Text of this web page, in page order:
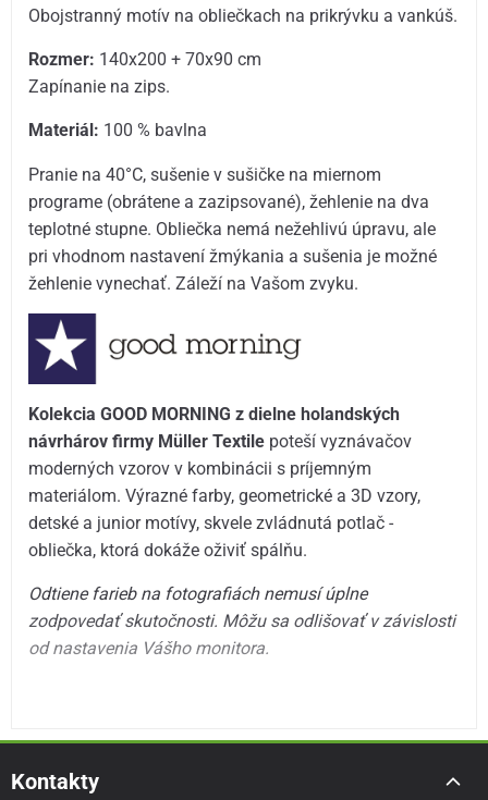
Obojstranný motív na obliečkach na prikrývku a vankúš.
Rozmer: 140x200 + 70x90 cm
Zapínanie na zips.
Materiál: 100 % bavlna
Pranie na 40°C, sušenie v sušičke na miernom
programe (obrátene a zazipsované), žehlenie na dva
teplotné stupne. Obliečka nemá nežehlivú úpravu, ale
pri vhodnom nastavení žmýkania a sušenia je možné
žehlenie vynechať. Záleží na Vašom zvyku.
Kolekcia GOOD MORNING z dielne holandských
návrhárov firmy Müller Textile poteší vyznávačov
moderných vzorov v kombinácii s príjemným
materiálom. Výrazné farby, geometrické a 3D vzory,
detské a junior motívy, skvele zvládnutá potlač -
obliečka, ktorá dokáže oživiť spálňu.
Odtiene farieb na fotografiách nemusí úplne
zodpovedať skutočnosti. Môžu sa odlišovať v závislosti
od nastavenia Vášho monitora.
Kontakty